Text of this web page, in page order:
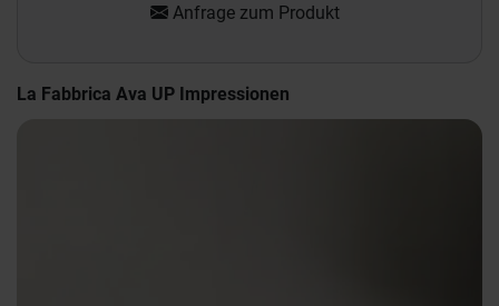
Anfrage zum Produkt
La Fabbrica Ava UP Impressionen